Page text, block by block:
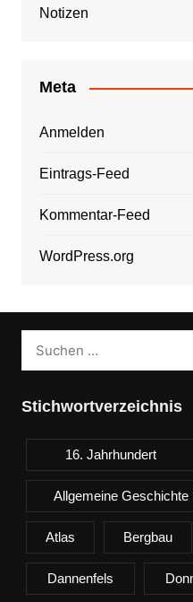
Notizen
Meta
Anmelden
Eintrags-Feed
Kommentar-Feed
WordPress.org
Stichwortverzeichnis
16. Jahrhundert
Allgemeine Geschichte
Atlas Bergbau
Dannenfels